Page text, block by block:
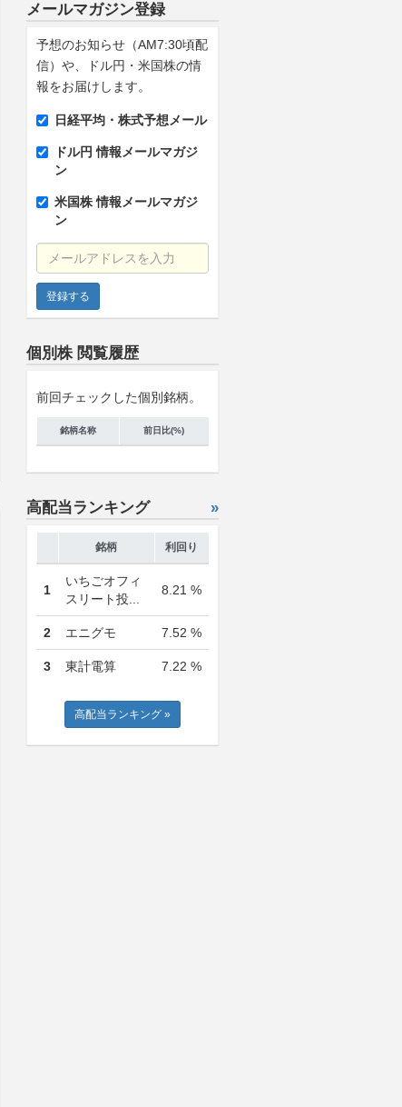
メールマガジン登録
予想のお知らせ（AM7:30頃配
信）や、ドル円・米国株の情
報をお届けします。
日経平均・株式予想メール
ドル円 情報メールマガジ
ン
米国株 情報メールマガジ
ン
メールアドレスを入力
個別株 閲覧履歴
前回チェックした個別銘柄。
銘柄名称 前日比(%)
高配当ランキング »
銘柄 利回り
1
いちごオフィ
スリート投...
8.21 %
2 エニグモ 7.52 %
3 東計電算 7.22 %
高配当ランキング »